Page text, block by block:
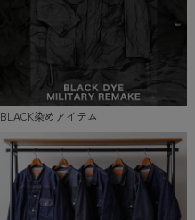
BLACK染めアイテム